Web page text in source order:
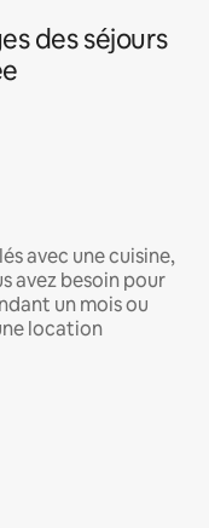
des séjours
avec une cuisine,
avez besoin pour
un mois ou
location